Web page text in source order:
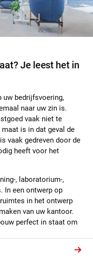
Je leest het in
uw bedrijfsvoering,
naar uw zin is.
vaak niet te
is in dat geval de
vaak gedreven door de
heeft voor het
, laboratorium-,
In een ontwerp op
in het ontwerp
van uw kantoor.
perfect in staat om